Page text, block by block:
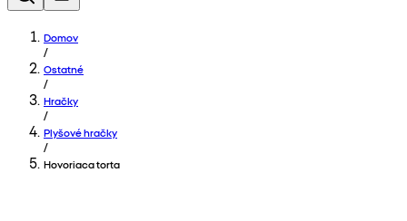
Domov
/
Ostatné
/
Hračky
/
Plyšové hračky
/
Hovoriaca torta